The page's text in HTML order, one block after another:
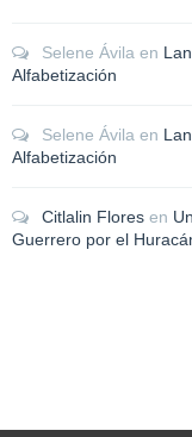
Selene Ávila en
Alfabetización
Selene Ávila en
Alfabetización
Citlalin Flores en
Guerrero por el